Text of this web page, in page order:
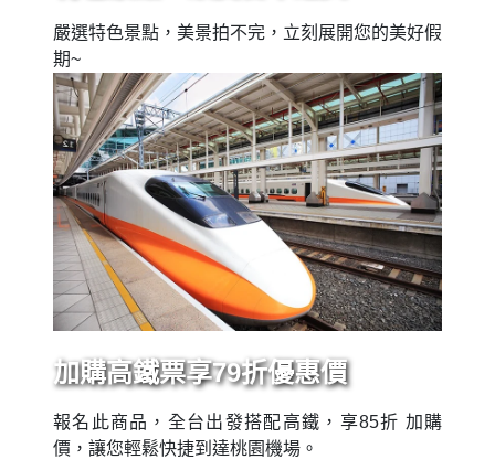
嚴選特色景點，美景拍不完，立刻展開您的美好假
期~
加購高鐵票享79折優惠價
報名此商品，全台出發搭配高鐵，享85折 加購
價，讓您輕鬆快捷到達桃園機場。